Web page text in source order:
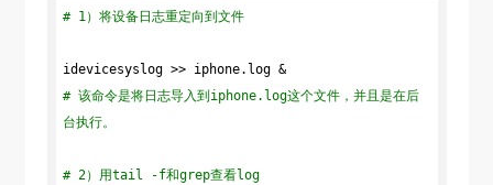
# 1）将设备日志重定向到文件
idevicesyslog >> iphone.log &
# 该命令是将日志导入到iphone.log这个文件，并且是在后
台执行。
# 2）用tail -f和grep查看log